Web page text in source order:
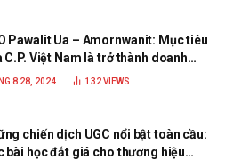
Pawalit Ua – Amornwanit: Mục tiêu
C.P. Việt Nam là trở thành doanh
xanh, phát triển bền vững
8 28, 2024 132VIEWS
chiến dịch UGC nổi bật toàn cầu:
bài học đắt giá cho thương hiệu